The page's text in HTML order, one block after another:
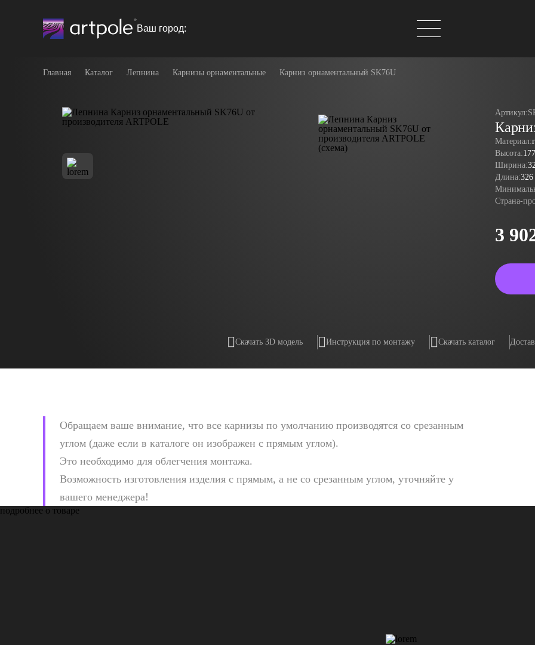
Ваш город:
Главная Каталог Лепнина Карнизы орнаментальные Карниз орнаментальный SK76U
Артикул:
Материал:
Высота:
Ширина:
Длина:
Страна-
3
Скачать 3D модель Инструкция по монтажу Скачать каталог
Обращаем ваше внимание, что все карнизы по умолчанию производятся со срезанным
углом (даже если в каталоге он изображен с прямым углом).
Это необходимо для облегчения монтажа.
Возможность изготовления изделия с прямым, а не со срезанным углом, уточняйте у
вашего менеджера!
подробнее о товаре